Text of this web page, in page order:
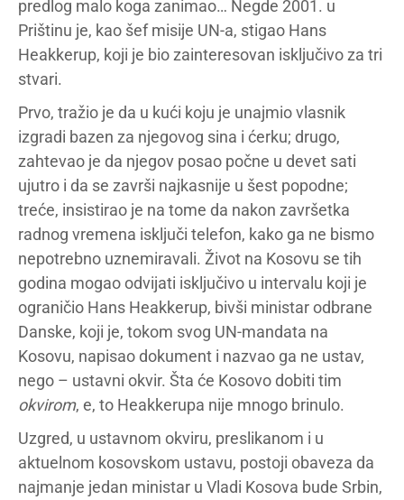
predlog malo koga zanimao… Negde 2001. u
Prištinu je, kao šef misije UN-a, stigao Hans
Heakkerup, koji je bio zainteresovan isključivo za tri
stvari.
Prvo, tražio je da u kući koju je unajmio vlasnik
izgradi bazen za njegovog sina i ćerku; drugo,
zahtevao je da njegov posao počne u devet sati
ujutro i da se završi najkasnije u šest popodne;
treće, insistirao je na tome da nakon završetka
radnog vremena isključi telefon, kako ga ne bismo
nepotrebno uznemiravali. Život na Kosovu se tih
godina mogao odvijati isključivo u intervalu koji je
ograničio Hans Heakkerup, bivši ministar odbrane
Danske, koji je, tokom svog UN-mandata na
Kosovu, napisao dokument i nazvao ga ne ustav,
nego – ustavni okvir. Šta će Kosovo dobiti tim
okvirom, e, to Heakkerupa nije mnogo brinulo.
Uzgred, u ustavnom okviru, preslikanom i u
aktuelnom kosovskom ustavu, postoji obaveza da
najmanje jedan ministar u Vladi Kosova bude Srbin,